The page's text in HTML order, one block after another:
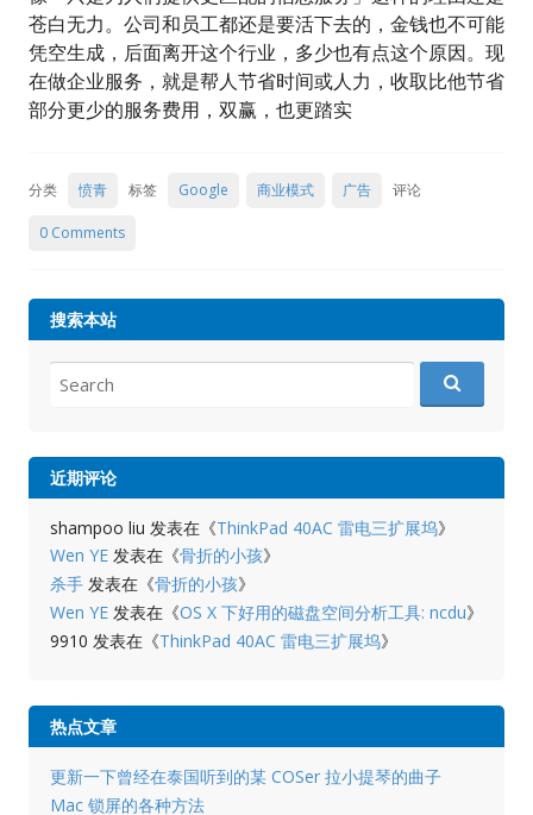
苍白无力。公司和员工都还是要活下去的，金钱也不可能
凭空生成，后面离开这个行业，多少也有点这个原因。现
在做企业服务，就是帮人节省时间或人力，收取比他节省
部分更少的服务费用，双赢，也更踏实
分类 愤青 标签 Google 商业模式 广告 评论
0 Comments
搜索本站
for:
近期评论
shampoo liu 发表在《ThinkPad 40AC 雷电三扩展坞》
Wen YE发表在《骨折的小孩》
杀手发表在《骨折的小孩》
Wen YE发表在《OS X 下好用的磁盘空间分析工具: ncdu》
9910 发表在《ThinkPad 40AC 雷电三扩展坞》
热点文章
更新一下曾经在泰国听到的某 COSer 拉小提琴的曲子
Mac 锁屏的各种方法